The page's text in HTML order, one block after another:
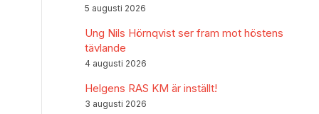
5 augusti 2026
Ung Nils Hörnqvist ser fram mot höstens
tävlande
4 augusti 2026
Helgens RAS KM är inställt!
3 augusti 2026